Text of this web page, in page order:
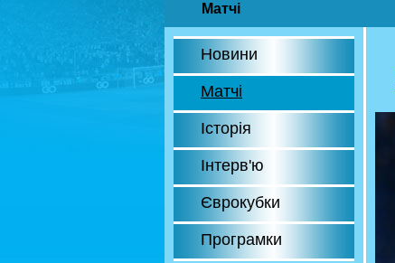
Матчі
Новини
Матчі
Історія
Інтерв'ю
Єврокубки
Програмки